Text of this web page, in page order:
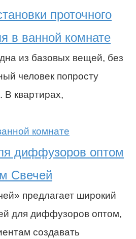
проточного
в ванной комнате
из базовых вещей, без
человек попросту
В квартирах,
комнате
диффузоров оптом
Свечей
предлагает широкий
для диффузоров оптом,
создавать